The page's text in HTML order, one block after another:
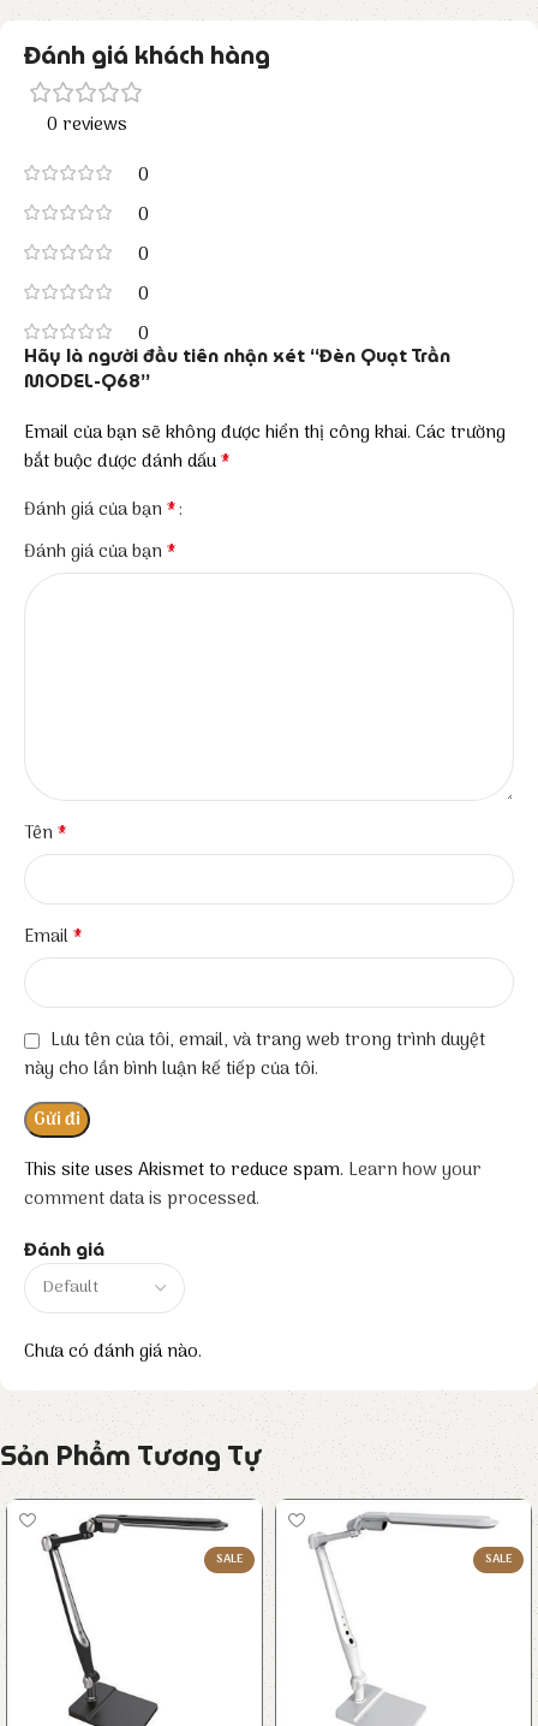
Đánh giá khách hàng
0 reviews
0
0
0
0
0
Đánh giá
Chưa có đánh giá nào.
Hãy là người đầu tiên nhận xét “Đèn Quạt Trần
MODEL-Q68”
Email của bạn sẽ không được hiển thị công khai. Các trường
bắt buộc được đánh dấu*
Đánh giá của bạn*
Đánh giá của bạn*
Tên*
Email*
Lưu tên của tôi, email, và trang web trong trình duyệt
này cho lần bình luận kế tiếp của tôi.
This site uses Akismet to reduce spam. Learn how your
comment data is processed.
Sản Phẩm Tương Tự
SALE SALE